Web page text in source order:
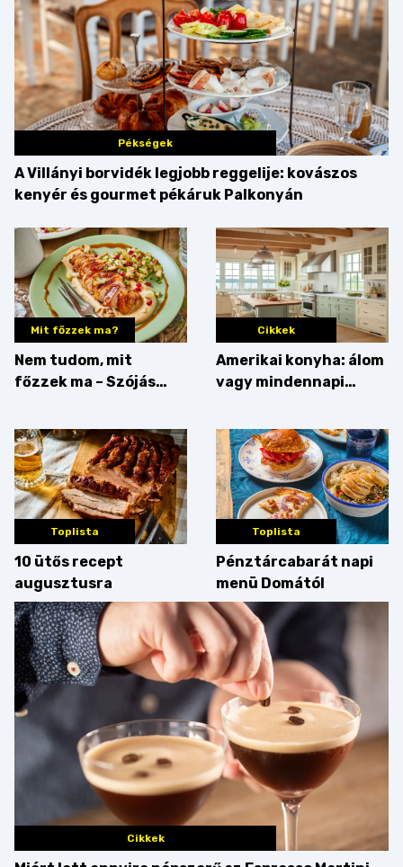
Pékségek
A Villányi borvidék legjobb reggelije: kovászos
kenyér és gourmet pékáruk Palkonyán
Mit főzzek ma?
Nem tudom, mit
főzzek ma – Szójás
Cikkek
Amerikai konyha: álom
vagy mindennapi
az érveket
Toplista
10 ütős recept
augusztusra
Toplista
Pénztárcabarát napi
menü Domától
Cikkek